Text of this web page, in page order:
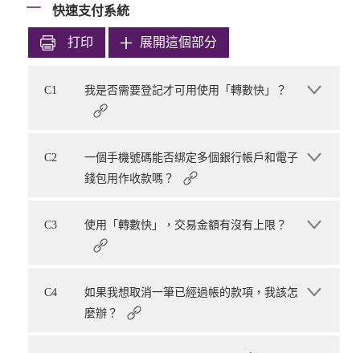
快速支付系統
打印 展開這個部分
C1 我是否需要登記才可用使用「轉數快」？
C2
一個手機號碼能否綁定多個銀行帳戶和電子
錢包用作收款嗎？
C3 使用「轉數快」，交易金額有沒有上限？
C4
如果我想取消一筆已經過帳的款項，我該怎
麼辦？